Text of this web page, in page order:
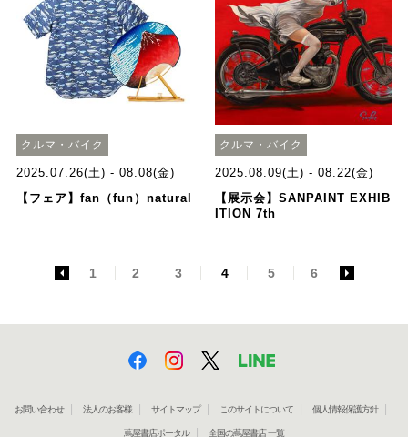
クルマ・バイク
2025.07.26(土) - 08.08(金)
【フェア】fan（fun）natural
クルマ・バイク
2025.08.09(土) - 08.22(金)
【展示会】SANPAINT EXHIB
ITION 7th
1 2 3 4 5 6
お問い合わせ 法人のお客様 サイトマップ このサイトについて 個人情報保護方針
蔦屋書店ポータル 全国の蔦屋書店 一覧